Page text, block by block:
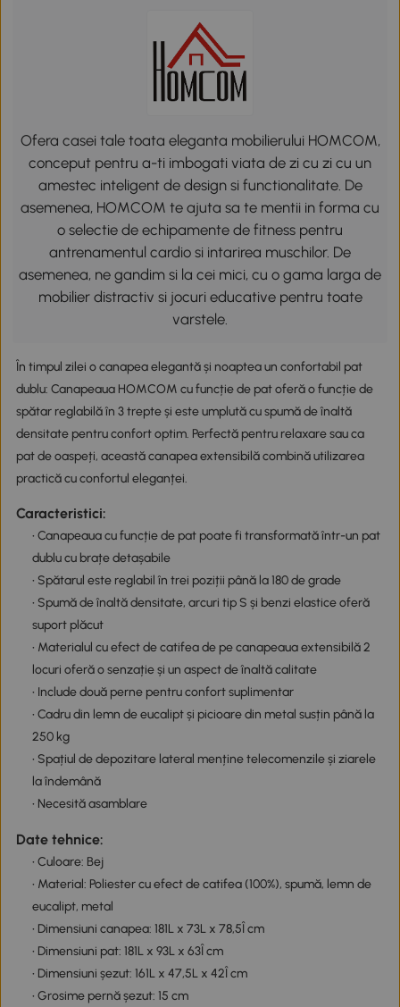
Ofera casei tale toata eleganta mobilierului HOMCOM,
conceput pentru a-ti imbogati viata de zi cu zi cu un
amestec inteligent de design si functionalitate. De
asemenea, HOMCOM te ajuta sa te mentii in forma cu
o selectie de echipamente de fitness pentru
antrenamentul cardio si intarirea muschilor. De
asemenea, ne gandim si la cei mici, cu o gama larga de
mobilier distractiv si jocuri educative pentru toate
varstele.
În timpul zilei o canapea elegantă și noaptea un confortabil pat
dublu: Canapeaua HOMCOM cu funcție de pat oferă o funcție de
spătar reglabilă în 3 trepte și este umplută cu spumă de înaltă
densitate pentru confort optim. Perfectă pentru relaxare sau ca
pat de oaspeți, această canapea extensibilă combină utilizarea
practică cu confortul eleganței.
Caracteristici:
• Canapeaua cu funcție de pat poate fi transformată într-un pat
dublu cu brațe detașabile
• Spătarul este reglabil în trei poziții până la 180 de grade
• Spumă de înaltă densitate, arcuri tip S și benzi elastice oferă
suport plăcut
• Materialul cu efect de catifea de pe canapeaua extensibilă 2
locuri oferă o senzație și un aspect de înaltă calitate
• Include două perne pentru confort suplimentar
• Cadru din lemn de eucalipt și picioare din metal susțin până la
250 kg
• Spațiul de depozitare lateral menține telecomenzile și ziarele
la îndemână
• Necesită asamblare
Date tehnice:
• Culoare: Bej
• Material: Poliester cu efect de catifea (100%), spumă, lemn de
eucalipt, metal
• Dimensiuni canapea: 181L x 73L x 78,5Î cm
• Dimensiuni pat: 181L x 93L x 63Î cm
• Dimensiuni șezut: 161L x 47,5L x 42Î cm
• Grosime pernă șezut: 15 cm